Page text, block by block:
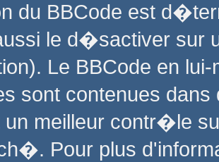
du BBCode est
le d�sactiver sur
Le BBCode en
sont contenues
un meilleur contr�le
Pour plus